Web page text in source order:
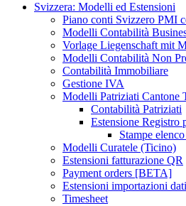
Svizzera: Modelli ed Estensioni
Piano conti Svizzero PMI
Modelli Contabilità
Vorlage Liegenschaft mit
Modelli Contabilità Non
Contabilità Immobiliare
Gestione IVA
Modelli Patriziati Cantone
Contabilità Patriziati
Estensione Registro
Stampe
Modelli Curatele (Ticino)
Estensioni fatturazione QR
Payment orders [BETA]
Estensioni importazioni dati
Timesheet